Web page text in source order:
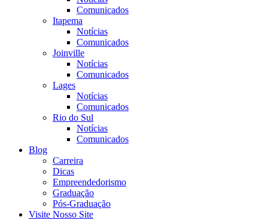
Comunicados
Itapema
Notícias
Comunicados
Joinville
Notícias
Comunicados
Lages
Notícias
Comunicados
Rio do Sul
Notícias
Comunicados
Blog
Carreira
Dicas
Empreendedorismo
Graduação
Pós-Graduação
Visite Nosso Site